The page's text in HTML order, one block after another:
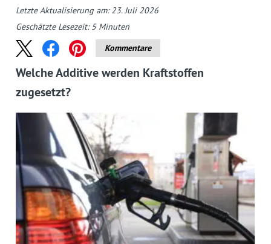
Letzte Aktualisierung am: 23. Juli 2026
Geschätzte Lesezeit:5 Minuten
Kommentare
Welche Additive werden Kraftstoffen
zugesetzt?